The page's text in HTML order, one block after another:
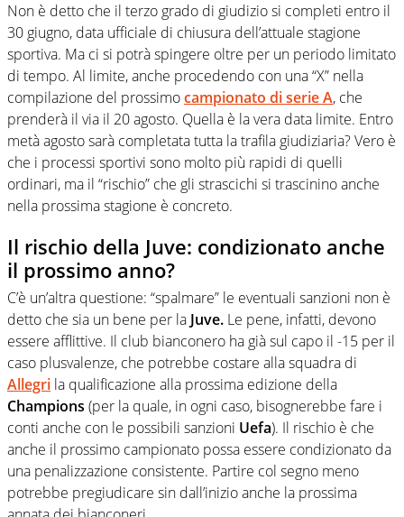
Non è detto che il terzo grado di giudizio si completi entro il
30 giugno, data ufficiale di chiusura dell’attuale stagione
sportiva. Ma ci si potrà spingere oltre per un periodo limitato
di tempo. Al limite, anche procedendo con una “X” nella
compilazione del prossimocampionato di serie A, che
prenderà il via il 20 agosto. Quella è la vera data limite. Entro
metà agosto sarà completata tutta la trafila giudiziaria? Vero è
che i processi sportivi sono molto più rapidi di quelli
ordinari, ma il “rischio” che gli strascichi si trascinino anche
nella prossima stagione è concreto.
Il rischio della Juve: condizionato anche
il prossimo anno?
C’è un’altra questione: “spalmare” le eventuali sanzioni non è
detto che sia un bene per la Juve. Le pene, infatti, devono
essere afflittive. Il club bianconero ha già sul capo il -15 per il
caso plusvalenze, che potrebbe costare alla squadra di
Allegri la qualificazione alla prossima edizione della
Champions (per la quale, in ogni caso, bisognerebbe fare i
conti anche con le possibili sanzioni Uefa). Il rischio è che
anche il prossimo campionato possa essere condizionato da
una penalizzazione consistente. Partire col segno meno
potrebbe pregiudicare sin dall’inizio anche la prossima